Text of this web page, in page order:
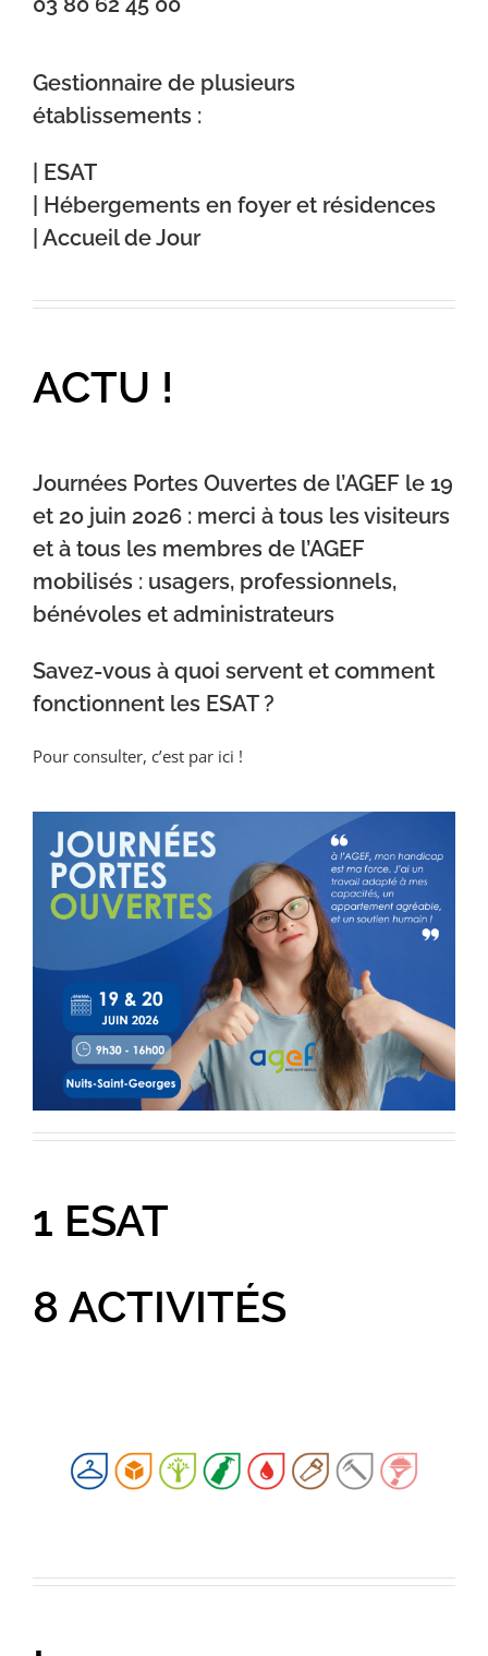
Gestionnaire de plusieurs
établissements :
| ESAT
| Hébergements en foyer et résidences
| Accueil de Jour
ACTU !
Journées Portes Ouvertes de l’AGEF le 19
et 20 juin 2026 : merci à tous les visiteurs
et à tous les membres de l’AGEF
mobilisés : usagers, professionnels,
bénévoles et administrateurs
Savez-vous à quoi servent et comment
fonctionnent les ESAT ?
Pour consulter, c’est par ici !
1 ESAT
8 ACTIVITÉS